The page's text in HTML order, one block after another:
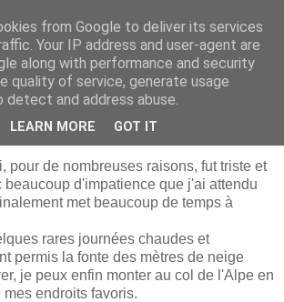
printemps.
pour de nombreuses raisons, fut triste et
beaucoup d'impatience que j'ai attendu
met beaucoup de temps à
rares journées chaudes et
permis la fonte des mètres de neige
je peux enfin monter au col de l'Alpe en
endroits favoris.
from Google to deliver its services
Your IP address and user-agent are
along with performance and security
quality of service, generate usage
and address abuse.
LEARN MORE GOT IT